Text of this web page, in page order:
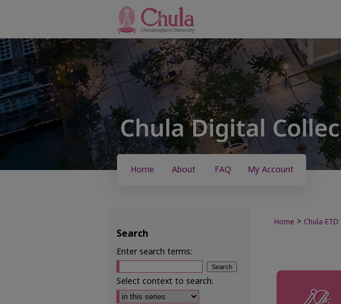
Home About FAQ My Account
Home > Chula-ETD
Search
Enter search terms:
Select context to search: